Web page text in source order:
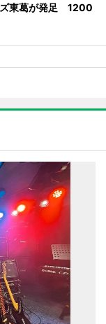
ズ東葛が発足 1200